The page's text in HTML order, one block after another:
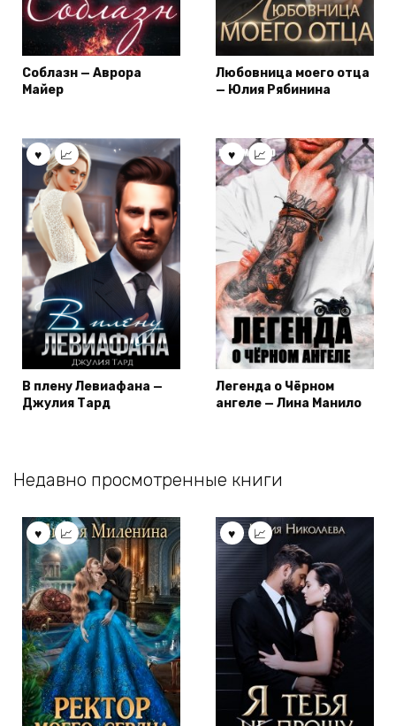
Соблазн — Аврора
Майер
Любовница моего отца
— Юлия Рябинина
В плену Левиафана —
Джулия Тард
Легенда о Чёрном
ангеле — Лина Манило
Недавно просмотренные книги